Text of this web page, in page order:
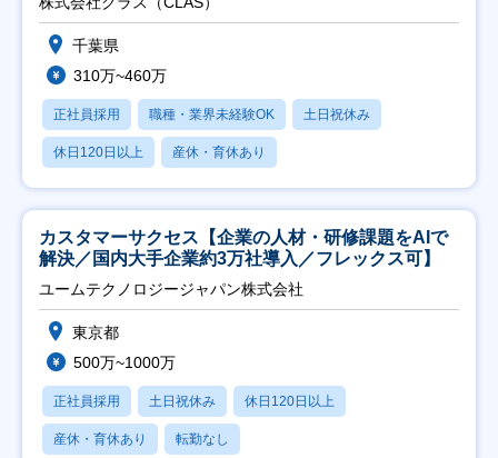
千葉県
310万~460万
正社員採用 職種・業界未経験OK 土日祝休み
休日120日以上 産休・育休あり
カスタマーサクセス【企業の人材・研修課題をAIで
解決／国内大手企業約3万社導入／フレックス可】
ユームテクノロジージャパン株式会社
東京都
500万~1000万
正社員採用 土日祝休み 休日120日以上
産休・育休あり 転勤なし